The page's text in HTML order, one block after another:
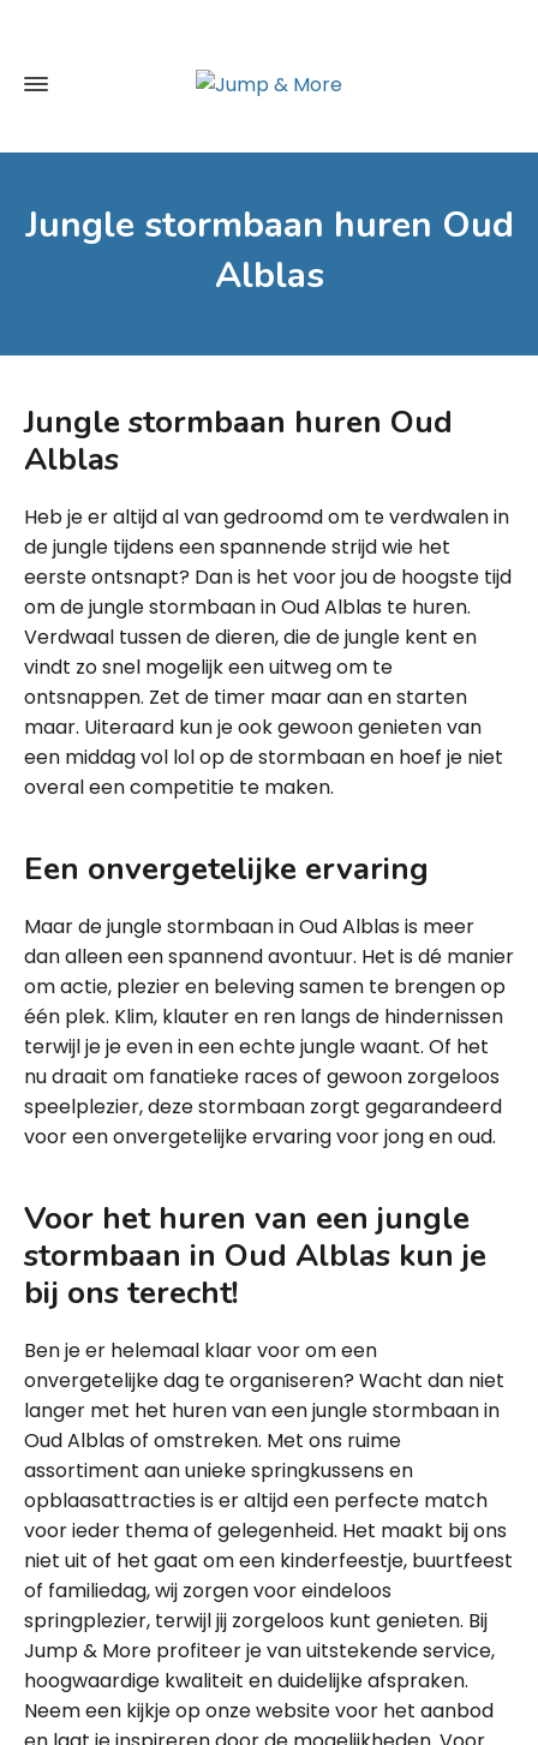
Jungle stormbaan huren Oud
Alblas
Jungle stormbaan huren Oud
Alblas
Heb je er altijd al van gedroomd om te verdwalen in
de jungle tijdens een spannende strijd wie het
eerste ontsnapt? Dan is het voor jou de hoogste tijd
om de jungle stormbaan in Oud Alblas te huren.
Verdwaal tussen de dieren, die de jungle kent en
vindt zo snel mogelijk een uitweg om te
ontsnappen. Zet de timer maar aan en starten
maar. Uiteraard kun je ook gewoon genieten van
een middag vol lol op de stormbaan en hoef je niet
overal een competitie te maken.
Een onvergetelijke ervaring
Maar de jungle stormbaan in Oud Alblas is meer
dan alleen een spannend avontuur. Het is dé manier
om actie, plezier en beleving samen te brengen op
één plek. Klim, klauter en ren langs de hindernissen
terwijl je je even in een echte jungle waant. Of het
nu draait om fanatieke races of gewoon zorgeloos
speelplezier, deze stormbaan zorgt gegarandeerd
voor een onvergetelijke ervaring voor jong en oud.
Voor het huren van een jungle
stormbaan in Oud Alblas kun je
bij ons terecht!
Ben je er helemaal klaar voor om een
onvergetelijke dag te organiseren? Wacht dan niet
langer met het huren van een jungle stormbaan in
Oud Alblas of omstreken. Met ons ruime
assortiment aan unieke springkussens en
opblaasattracties is er altijd een perfecte match
voor ieder thema of gelegenheid. Het maakt bij ons
niet uit of het gaat om een kinderfeestje, buurtfeest
of familiedag, wij zorgen voor eindeloos
springplezier, terwijl jij zorgeloos kunt genieten. Bij
Jump & More profiteer je van uitstekende service,
hoogwaardige kwaliteit en duidelijke afspraken.
Neem een kijkje op onze website voor het aanbod